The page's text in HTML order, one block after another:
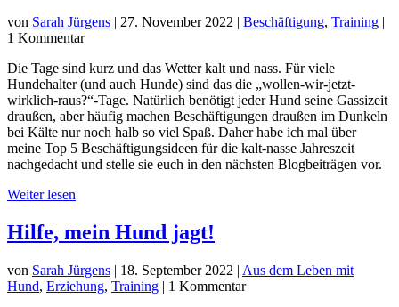
von Sarah Jürgens | 27. November 2022 | Beschäftigung, Training |
1 Kommentar
Die Tage sind kurz und das Wetter kalt und nass. Für viele
Hundehalter (und auch Hunde) sind das die „wollen-wir-jetzt-
wirklich-raus?“-Tage. Natürlich benötigt jeder Hund seine Gassizeit
draußen, aber häufig machen Beschäftigungen draußen im Dunkeln
bei Kälte nur noch halb so viel Spaß. Daher habe ich mal über
meine Top 5 Beschäftigungsideen für die kalt-nasse Jahreszeit
nachgedacht und stelle sie euch in den nächsten Blogbeiträgen vor.
Weiter lesen
Hilfe, mein Hund jagt!
von Sarah Jürgens | 18. September 2022 | Aus dem Leben mit
Hund, Erziehung, Training | 1 Kommentar